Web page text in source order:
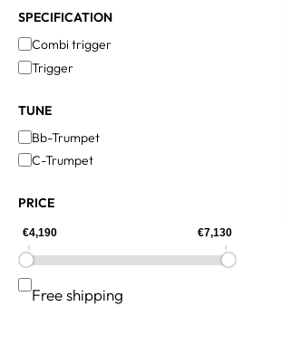
SPECIFICATION
Combi trigger
Trigger
TUNE
Bb-Trumpet
C-Trumpet
PRICE
Add filter: Free shipping
Free shipping